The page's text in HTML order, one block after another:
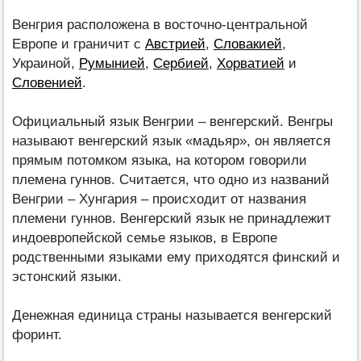
Венгрия расположена в восточно-центральной
Европе и граничит с Австрией, Словакией,
Украиной, Румынией, Сербией, Хорватией и
Словенией.
Официальный язык Венгрии – венгерский. Венгры
называют венгерский язык «мадьяр», он является
прямым потомком языка, на котором говорили
племена гуннов. Считается, что одно из названий
Венгрии – Хунгария – происходит от названия
племени гуннов. Венгерский язык не принадлежит
индоевропейской семье языков, в Европе
родственными языками ему приходятся финский и
эстонский языки.
Денежная единица страны называется венгерский
форинт.